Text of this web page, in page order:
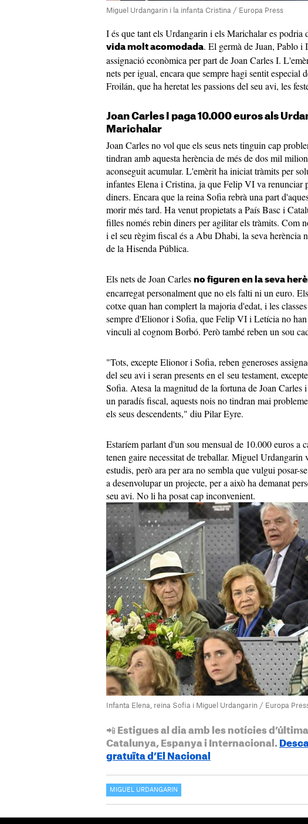
Miguel Urdangarin i la infanta Cristina / Europa Press
I és que tant els Urdangarin i els Marichalar es podria
vida molt acomodada. El germà de Juan, Pablo i
assignació econòmica per part de Joan Carles I.
nets per igual, encara que sempre hagi sentit especial
Froilán, que ha heretat les passions del seu avi, les
Joan Carles I paga 10.000 euros als
Marichalar
Joan Carles no vol que els seus nets tinguin cap
tindran amb aquesta herència de més de dos mil
aconseguit acumular. L'emèrit ha iniciat tràmits per
infantes Elena i Cristina, ja que Felip VI va renunciar
diners. Encara que la reina Sofia rebrà una part
morir més tard. Ha venut propietats a País Basc i
filles només rebin diners per agilitar els tràmits. Com
i el seu règim fiscal és a Abu Dhabi, la seva herència
de la Hisenda Pública.
Els nets de Joan Carles no figuren en la seva
encarregat personalment que no els falti ni un euro.
cotxe quan han complert la majoria d'edat, i les
sempre d'Elionor i Sofia, que Felip VI i Letícia no han
vinculi al cognom Borbó. Però també reben un sou
"Tots, excepte Elionor i Sofia, reben generoses
del seu avi i seran presents en el seu testament,
Sofia. Atesa la magnitud de la fortuna de Joan Carles i
un paradís fiscal, aquests nois no tindran mai
els seus descendents," diu Pilar Eyre.
Estaríem parlant d'un sou mensual de 10.000 euros a
tenen gaire necessitat de treballar. Miguel Urdangarin
estudis, però ara per ara no sembla que vulgui posar-
a desenvolupar un projecte, per a això ha demanat
seu avi. No li ha posat cap inconvenient.
Infanta Elena, reina Sofia i Miguel Urdangarin / Europa
📲 Estigues al dia amb les notícies
Catalunya, Espanya i Internacional.
gratuïta d’El Nacional
MIGUEL URDANGARIN